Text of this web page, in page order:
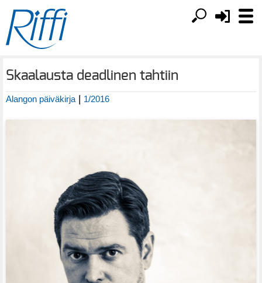
Skaalausta deadlinen tahtiin
Alangon päiväkirja| 1/2016